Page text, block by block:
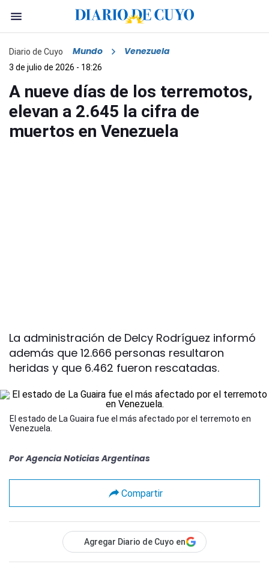
Diario de Cuyo Mundo Venezuela
3 de julio de 2026 - 18:26
A nueve días de los terremotos,
elevan a 2.645 la cifra de
muertos en Venezuela
La administración de Delcy Rodríguez informó
además que 12.666 personas resultaron
heridas y que 6.462 fueron rescatadas.
El estado de La Guaira fue el más afectado por el terremoto en
Venezuela.
Por Agencia Noticias Argentinas
Compartir
Agregar Diario de Cuyo en